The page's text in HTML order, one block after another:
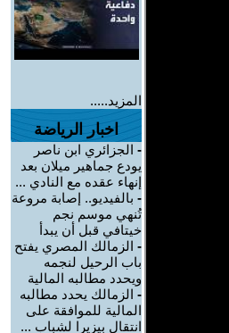
المزيد.....
اخبار الرياضة
- الجزائري ابن ناصر
يودع جماهير ميلان بعد
إنهاء عقده مع النادي ...
- بالفيديو.. إصابة مروعة
تُنهي موسم نجم
خيتافي قبل أن يبدأ
- الزمالك المصري يفتح
باب الرحيل لنجمه
ويحدد مطالبه المالية
- الزمالك يحدد مطالبه
المالية للموافقة على
انتقال بيزيرا لشباب ...